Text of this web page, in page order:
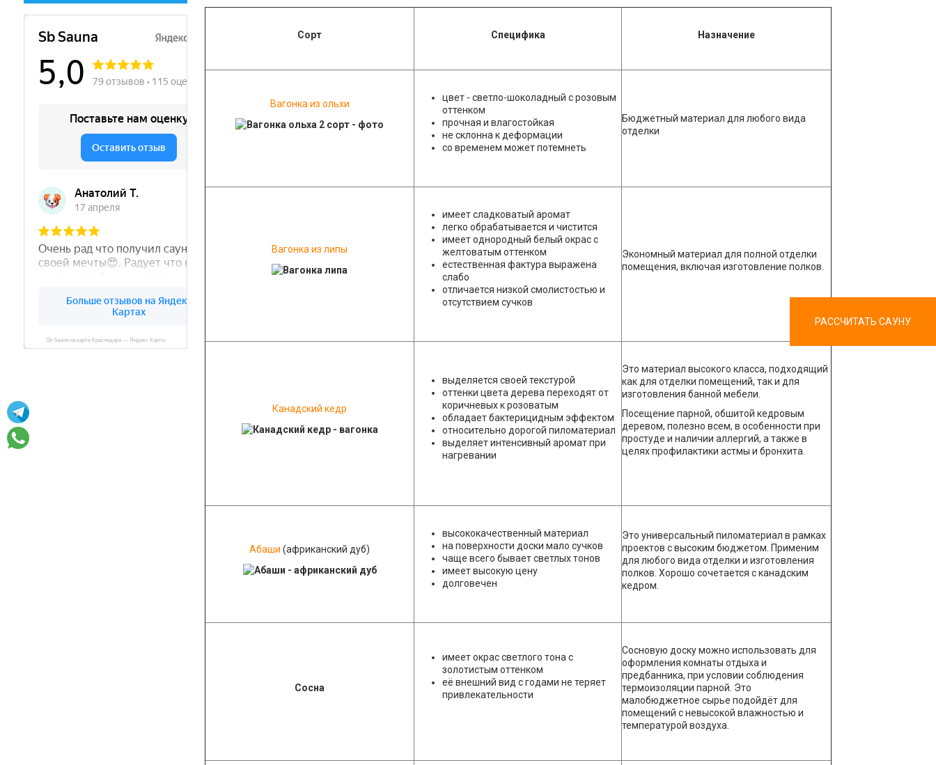
РАССЧИТАТЬ САУНУ
Сорт Специфика Назначение
Вагонка из ольхи
цвет - светло-шоколадный с розовым
оттенком
прочная и влагостойкая
не склонна к деформации
со временем может потемнеть
Бюджетный материал для любого вида
отделки
Вагонка из липы
имеет сладковатый аромат
легко обрабатывается и чистится
имеет однородный белый окрас с
желтоватым оттенком
естественная фактура выражена
слабо
отличается низкой смолистостью и
отсутствием сучков
Экономный материал для полной отделки
помещения, включая изготовление полков.
Канадский кедр
выделяется своей текстурой
оттенки цвета дерева переходят от
коричневых к розоватым
обладает бактерицидным эффектом
относительно дорогой пиломатериал
выделяет интенсивный аромат при
нагревании
Это материал высокого класса, подходящий
как для отделки помещений, так и для
изготовления банной мебели.
Посещение парной, обшитой кедровым
деревом, полезно всем, в особенности при
простуде и наличии аллергий, а также в
целях профилактики астмы и бронхита.
Абаши (африканский дуб)
высококачественный материал
на поверхности доски мало сучков
чаще всего бывает светлых тонов
имеет высокую цену
долговечен
Это универсальный пиломатериал в рамках
проектов с высоким бюджетом. Применим
для любого вида отделки и изготовления
полков. Хорошо сочетается с канадским
кедром.
Сосна
имеет окрас светлого тона с
золотистым оттенком
её внешний вид с годами не теряет
привлекательности
Сосновую доску можно использовать для
оформления комнаты отдыха и
предбанника, при условии соблюдения
термоизоляции парной. Это
малобюджетное сырье подойдёт для
помещений с невысокой влажностью и
температурой воздуха.